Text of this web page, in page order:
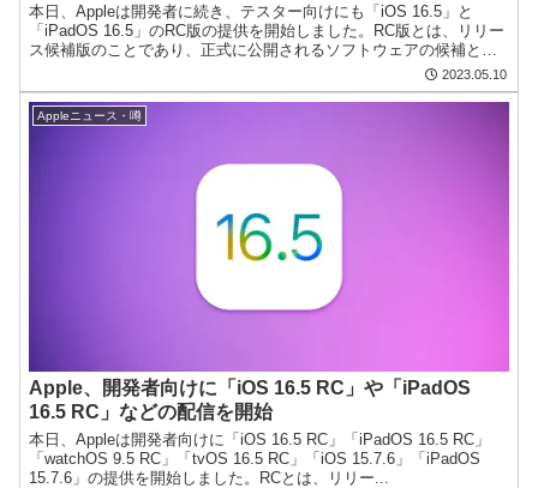
本日、Appleは開発者に続き、テスター向けにも「iOS 16.5」と
「iPadOS 16.5」のRC版の提供を開始しました。RC版とは、リリー
ス候補版のことであり、正式に公開されるソフトウェアの候補とな
2023.05.10
Appleニュース・噂
Apple、開発者向けに「iOS 16.5 RC」や「iPadOS
16.5 RC」などの配信を開始
本日、Appleは開発者向けに「iOS 16.5 RC」「iPadOS 16.5 RC」
「watchOS 9.5 RC」「tvOS 16.5 RC」「iOS 15.7.6」「iPadOS
15.7.6」の提供を開始しました。RCとは、リリー...